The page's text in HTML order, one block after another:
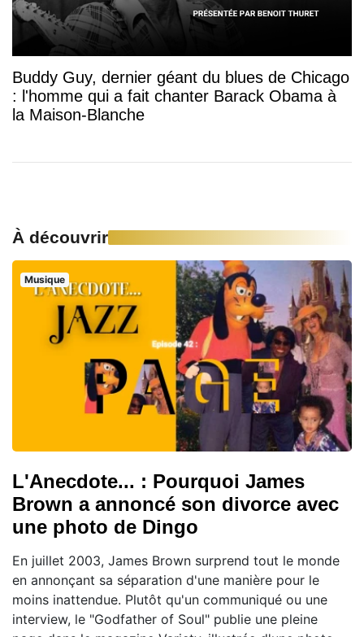
Buddy Guy, dernier géant du blues de Chicago
: l'homme qui a fait chanter Barack Obama à
la Maison-Blanche
À découvrir
Musique
L'Anecdote... : Pourquoi James
Brown a annoncé son divorce avec
une photo de Dingo
En juillet 2003, James Brown surprend tout le monde
en annonçant sa séparation d'une manière pour le
moins inattendue. Plutôt qu'un communiqué ou une
interview, le "Godfather of Soul" publie une pleine